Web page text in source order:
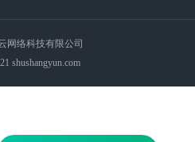
网络科技有限公司
shushangyun.com